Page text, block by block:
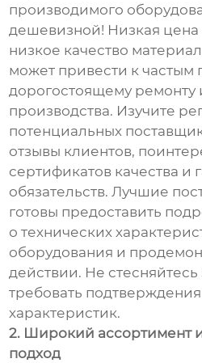
производимого
дешевизной! Низкая цена
низкое качество
может привести к частым
дорогостоящему ремонту
производства. Изучите
потенциальных
отзывы клиентов,
сертификатов качества и
обязательств. Лучшие
готовы предоставить
о технических
оборудования и
действии. Не
требовать
характеристик.
2. Широкий ассортимент
подход